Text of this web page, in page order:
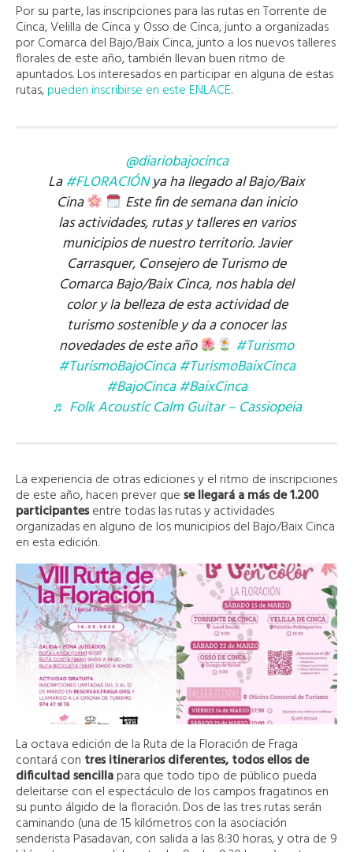
Por su parte, las inscripciones para las rutas en Torrente de
Cinca, Velilla de Cinca y Osso de Cinca, junto a organizadas
por Comarca del Bajo/Baix Cinca, junto a los nuevos talleres
florales de este año, también llevan buen ritmo de
apuntados. Los interesados en participar en alguna de estas
rutas,pueden inscribirse en este ENLACE.
@diariobajocinca
La#FLORACIÓNya ha llegado al Bajo/Baix
Cina
Este fin de semana dan inicio
las actividades, rutas y talleres en varios
municipios de nuestro territorio. Javier
Carrasquer, Consejero de Turismo de
Comarca Bajo/Baix Cinca, nos habla del
color y la belleza de esta actividad de
turismo sostenible y da a conocer las
novedades de este año
#Turismo
#TurismoBajoCinca#TurismoBaixCinca
#BajoCinca#BaixCinca
♬ Folk Acoustic Calm Guitar – Cassiopeia
La experiencia de otras ediciones y el ritmo de inscripciones
de este año, hacen prever quese llegará a más de 1.200
participantesentre todas las rutas y actividades
organizadas en alguno de los municipios del Bajo/Baix Cinca
en esta edición.
La octava edición de la Ruta de la Floración de Fraga
contará con tres itinerarios diferentes, todos ellos de
dificultad sencillapara que todo tipo de público pueda
deleitarse con el espectáculo de los campos fragatinos en
su punto álgido de la floración. Dos de las tres rutas serán
caminando (una de 15 kilómetros con la asociación
senderista Pasadavan, con salida a las 8:30 horas, y otra de 9